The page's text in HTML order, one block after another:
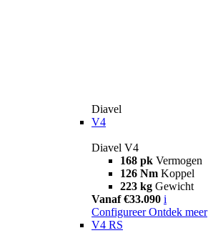
Diavel
V4
Diavel V4
168 pk Vermogen
126 Nm Koppel
223 kg Gewicht
Vanaf €33.090 i
Configureer Ontdek meer
V4 RS